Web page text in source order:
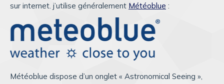
sur internet. j’utilise généralement Météoblue :
Météoblue dispose d’un onglet « Astronomical Seeing »,